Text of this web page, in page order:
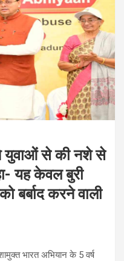
युवाओं से की नशे से
यह केवल बुरी
बर्बाद करने वाली
भारत अभियान के 5 वर्ष